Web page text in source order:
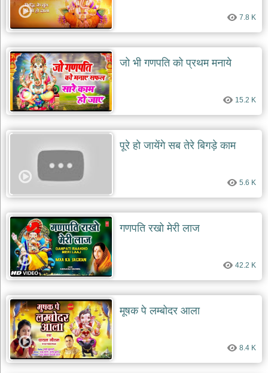
7.8 K
जो भी गणपति को प्रथम मनाये
15.2 K
पूरे हो जायेंगे सब तेरे बिगड़े काम
5.6 K
गणपति रखो मेरी लाज
42.2 K
मूषक पे लम्बोदर आला
8.4 K